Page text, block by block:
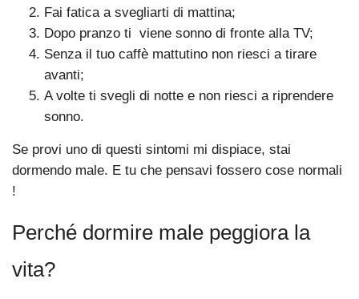
Fai fatica a svegliarti di mattina;
Dopo pranzo ti viene sonno di fronte alla TV;
Senza il tuo caffè mattutino non riesci a tirare
avanti;
A volte ti svegli di notte e non riesci a riprendere
sonno.
Se provi uno di questi sintomi mi dispiace, stai
dormendo male. E tu che pensavi fossero cose normali
!
Perché dormire male peggiora la
vita?